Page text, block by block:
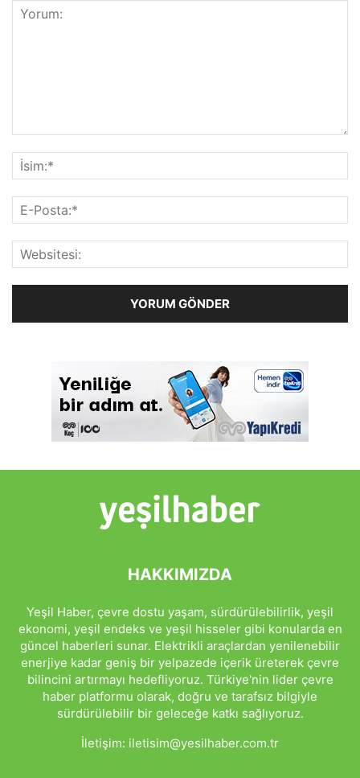
HAKKIMIZDA
Yeşil Haber, çevre dostu yaşam, sürdürülebilirlik, yeşil
ekonomi, yeşil endeks ve yeşil hisseler gibi konularda en
güncel haberleri sunar. Elektrikli araçlardan yenilenebilir
enerjiye kadar geniş bir yelpazede içerik üreterek çevre
bilincini artırmayı hedefliyoruz. Türkiye'nin lider çevre
haber platformu olarak, doğru ve tarafsız bilgiyle
sürdürülebilir bir geleceğe katkı sağlıyoruz.
İletişim: iletisim@yesilhaber.com.tr